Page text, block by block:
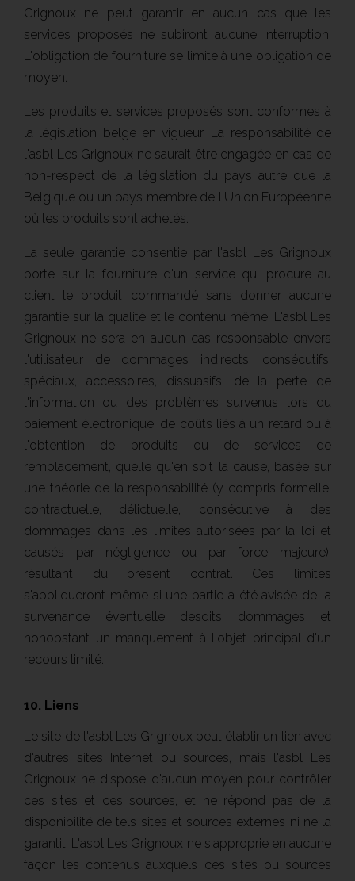
Grignoux ne peut garantir en aucun cas que les
services proposés ne subiront aucune interruption.
L'obligation de fourniture se limite à une obligation de
moyen.
Les produits et services proposés sont conformes à
la législation belge en vigueur. La responsabilité de
l'asbl Les Grignoux ne saurait être engagée en cas de
non-respect de la législation du pays autre que la
Belgique ou un pays membre de l'Union Européenne
où les produits sont achetés.
La seule garantie consentie par l'asbl Les Grignoux
porte sur la fourniture d'un service qui procure au
client le produit commandé sans donner aucune
garantie sur la qualité et le contenu même. L'asbl Les
Grignoux ne sera en aucun cas responsable envers
l'utilisateur de dommages indirects, consécutifs,
spéciaux, accessoires, dissuasifs, de la perte de
l'information ou des problèmes survenus lors du
paiement électronique, de coûts liés à un retard ou à
l'obtention de produits ou de services de
remplacement, quelle qu'en soit la cause, basée sur
une théorie de la responsabilité (y compris formelle,
contractuelle, délictuelle, consécutive à des
dommages dans les limites autorisées par la loi et
causés par négligence ou par force majeure),
résultant du présent contrat. Ces limites
s'appliqueront même si une partie a été avisée de la
survenance éventuelle desdits dommages et
nonobstant un manquement à l'objet principal d'un
recours limité.
10. Liens
Le site de l'asbl Les Grignoux peut établir un lien avec
d'autres sites Internet ou sources, mais l'asbl Les
Grignoux ne dispose d'aucun moyen pour contrôler
ces sites et ces sources, et ne répond pas de la
disponibilité de tels sites et sources externes ni ne la
garantit. L'asbl Les Grignoux ne s'approprie en aucune
façon les contenus auxquels ces sites ou sources